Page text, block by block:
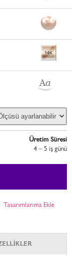
Tasarımlarıma Ekle
Üretim Süresi
4 – 5 i̇ş günü